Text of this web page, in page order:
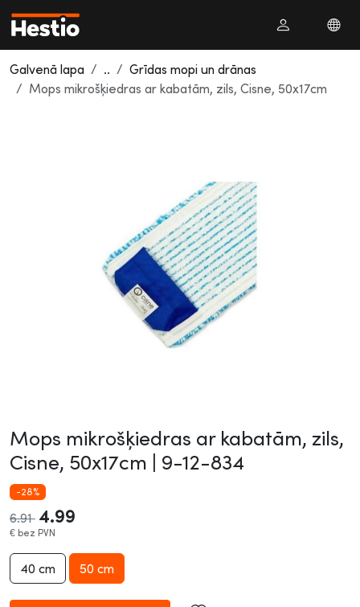
Galvenā lapa ..
Grīdas mopi un drānas
Mops mikrošķiedras ar kabatām, zils, Cisne, 50x17cm
Mops mikrošķiedras ar kabatām, zils,
Cisne, 50x17cm | 9-12-834
-28%
6.91 4.99
€ bez PVN
40 cm 50 cm